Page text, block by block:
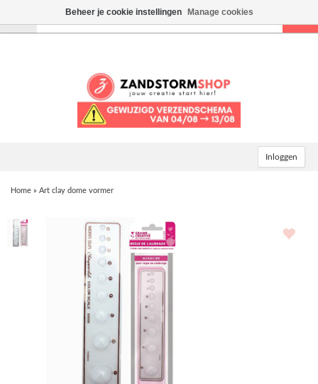
Inloggen
Home » Art clay dome vormer
Beheer je cookie instellingen Manage cookies